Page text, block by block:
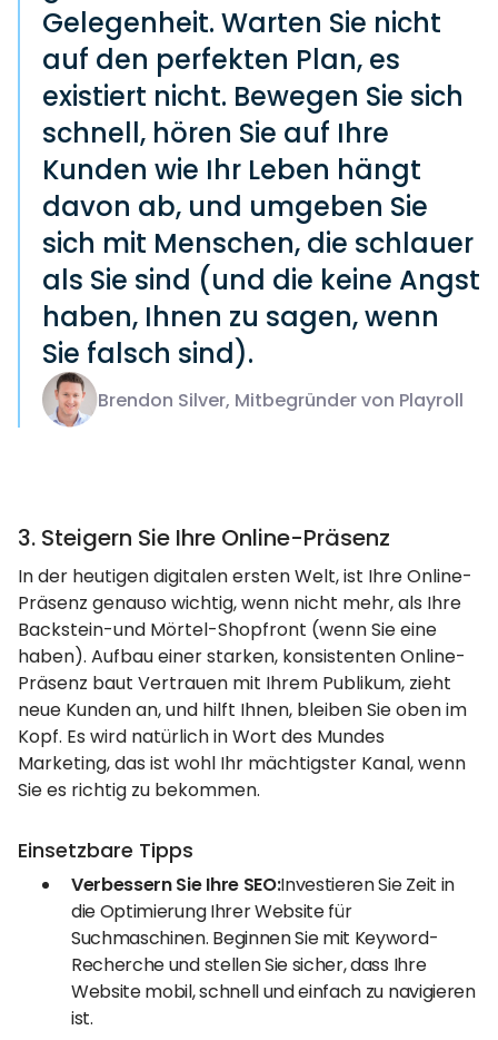
Gelegenheit. Warten Sie nicht
auf den perfekten Plan, es
existiert nicht. Bewegen Sie sich
schnell, hören Sie auf Ihre
Kunden wie Ihr Leben hängt
davon ab, und umgeben Sie
sich mit Menschen, die schlauer
als Sie sind (und die keine Angst
haben, Ihnen zu sagen, wenn
Sie falsch sind).
Brendon Silver, Mitbegründer von Playroll
3. Steigern Sie Ihre Online-Präsenz
In der heutigen digitalen ersten Welt, ist Ihre Online-
Präsenz genauso wichtig, wenn nicht mehr, als Ihre
Backstein-und Mörtel-Shopfront (wenn Sie eine
haben). Aufbau einer starken, konsistenten Online-
Präsenz baut Vertrauen mit Ihrem Publikum, zieht
neue Kunden an, und hilft Ihnen, bleiben Sie oben im
Kopf. Es wird natürlich in Wort des Mundes
Marketing, das ist wohl Ihr mächtigster Kanal, wenn
Sie es richtig zu bekommen.
Einsetzbare Tipps
Verbessern Sie Ihre SEO:Investieren Sie Zeit in
die Optimierung Ihrer Website für
Suchmaschinen. Beginnen Sie mit Keyword-
Recherche und stellen Sie sicher, dass Ihre
Website mobil, schnell und einfach zu navigieren
ist.